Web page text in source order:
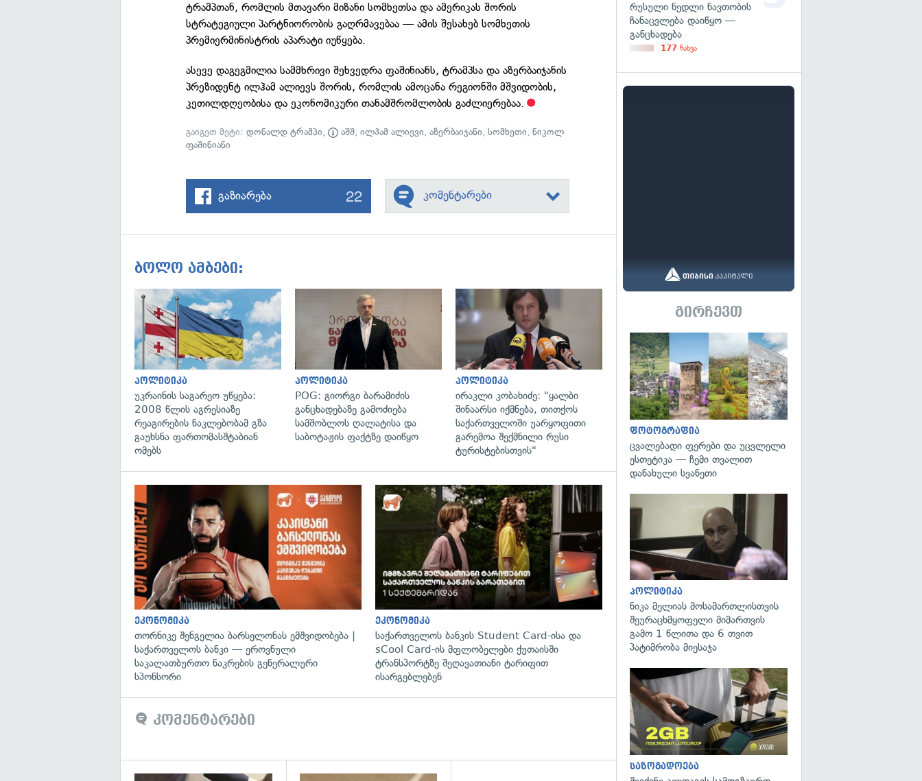
ტრამპთან, რომლის მთავარი მიზანი სომხეთსა და ამერიკას შორის
სტრატეგიული პარტნიორობის გაღრმავებაა — ამის შესახებ სომხეთის
პრემიერმინისტრის აპარატი იუწყება.
ასევე დაგეგმილია სამმხრივი შეხვედრა ფაშინიანს, ტრამპსა და აზერბაიჯანის
პრეზიდენტ ილჰამ ალიევს შორის, რომლის ამოცანა რეგიონში მშვიდობის,
კეთილდღეობისა და ეკონომიკური თანამშრომლობის გაძლიერებაა.
გაიგეთ მეტი:დონალდ ტრამპი, აშშ,ილჰამ ალიევი,აზერბაიჯანი,სომხეთი,ნიკოლ
ფაშინიანი
გაზიარება 22 კომენტარები
ბოლო ამბები:
პოლიტიკა
უკრაინის საგარეო უწყება:
2008 წლის აგრესიაზე
რეაგირების ნაკლებობამ გზა
გაუხსნა ფართომასშტაბიან
ომებს
პოლიტიკა
POG: გიორგი ბარამიძის
განცხადებაზე გამოძიება
სამშობლოს ღალატისა და
საბოტაჟის ფაქტზე დაიწყო
პოლიტიკა
ირაკლი კობახიძე: "ყალბი
შინაარსი იქმნება, თითქოს
საქართველოში უარყოფითი
გარემოა შექმნილი რუსი
ტურისტებისთვის"
ეკონომიკა
თორნიკე შენგელია ბარსელონას ემშვიდობება |
საქართველოს ბანკი — ეროვნული
საკალათბურთო ნაკრების გენერალური
სპონსორი
ეკონომიკა
საქართველოს ბანკის Student Card-ისა და
sCool Card-ის მფლობელები ქუთაისში
ტრანსპორტზე შეღავათიანი ტარიფით
ისარგებლებენ
კომენტარები
რუსული ნედლი ნავთობის
ჩანაცვლება დაიწყო —
განცხადება
177 ნახვა
გირჩევთ
ფოტოგრაფია
ცვალებადი ფერები და უცვლელი
ესთეტიკა — ჩემი თვალით
დანახული სვანეთი
პოლიტიკა
ნიკა მელიას მოსამართლისთვის
შეურაცხმყოფელი მიმართვის
გამო 1 წლითა და 6 თვით
პატიმრობა მიესაჯა
საზოგადოება